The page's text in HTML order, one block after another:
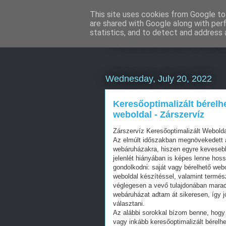
Facebook
Wednesday, July 20, 2022
Keresőoptimalizált
weboldal - Zárszervíz
Zárszervíz Keresőoptimalizált
Az elmúlt időszakban
webáruházakra, hiszen egyre
jelenlét hiányában is képes lenne
gondolkodni: saját vagy bérelhető
weboldal készítéssel, valamint
véglegesen a vevő tulajdonában
webáruházat adtam át sikeresen, így
választani.
Az alábbi sorokkal bízom benne,
vagy inkább keresőoptimalizált
This site uses cookies from Google
are shared with Google along with
statistics, and to detect and address